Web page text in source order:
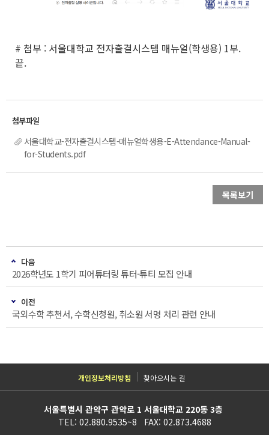
# 첨부 : 서울대학교 전자출결시스템 매뉴얼(학생용) 1부.
끝.
서울대학교-전자출결시스템-매뉴얼학생용-E-Attendance-Manual-
for-Students.pdf
목록보기
다음
2026학년도 1학기 피어튜터링 튜터-튜티 모집 안내
이전
국외수학 추천서, 수학신청원, 취소원 서명 처리 관련 안내
개인정보처리방침 찾아오시는 길
서울특별시 관악구 관악로 1 서울대학교 220동 3층
TEL: 02.880.9535~8 FAX: 02.873.4688